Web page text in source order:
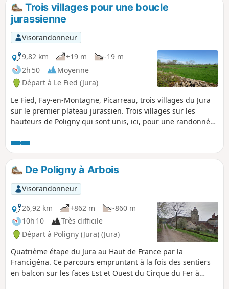
Trois villages pour une boucle
jurassienne
Visorandonneur
9,82 km
+19 m
-19 m
2h 50
Moyenne
Départ à Le Fied (Jura)
Le Fied, Fay-en-Montagne, Picarreau, trois villages du Jura
sur le premier plateau jurassien. Trois villages sur les
hauteurs de Poligny qui sont unis, ici, pour une randonnée
nature, ce sont les prairies qui bordent les chemins, parfois
limitées par de très anciens murets de pierres sèches,
typiques de la région.
De Poligny à Arbois
Visorandonneur
26,92 km
+862 m
-860 m
10h 10
Très difficile
Départ à Poligny (Jura) (Jura)
Quatrième étape du Jura au Haut de France par la
Francigéna. Ce parcours empruntant à la fois des sentiers
en balcon sur les faces Est et Ouest du Cirque du Fer à